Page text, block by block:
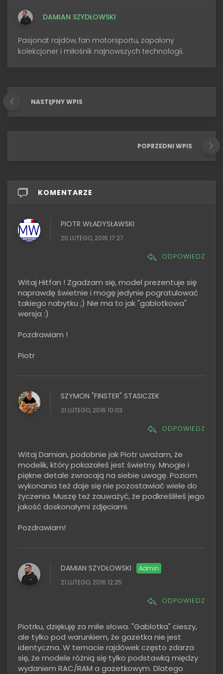
DAMIAN SZYDŁOWSKI
Pasjonat rajdów, fan motorsportu, zapalony
kolekcjoner i miłośnik najnowszych technologii.
NASTĘPNY WPIS
POPRZEDNI WPIS
KOMENTARZE
PIOTR WŁADYSŁAWSKI
20 LUTEGO, 2016 17:27
ODPOWIEDZ
Witaj Hitfan ! Zgadzam się, model prezentuje się
naprawdę świetnie i mogę jedynie pogratulować
takiego nabytku ;) Nie ma to jak "gablotkowa"
wersja :)
Pozdrawiam !
Piotr
SZYMON "FINSTER" STASICZEK
21 LUTEGO, 2016 10:03
ODPOWIEDZ
Witaj Damian, podobnie jak Piotr uważam, że
modelik, który pokazałeś jest świetny. Mnogie i
piękne detale zwracają na siebie uwagę. Poziom
wykonania też daje się nie pozostawiać wiele do
życzenia. Muszę też zauważyć, że podkreśliłeś jego
jakość doskonałymi zdjęciami.
Pozdrawiam!
DAMIAN SZYDŁOWSKI
21 LUTEGO, 2016 12:25
ODPOWIEDZ
Piotrku, dziękuję za miłe słowa. "Gablotka" cieszy,
ale tylko pod warunkiem, że gazetka nie jest
identyczna. W temacie rajdówek często zdarza
się, że modele różnią się tylko podstawką między
wydaniem RAC/RAM a gazetkowym. Dlatego